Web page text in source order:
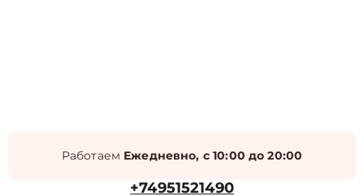
Работаем Ежедневно, с 10:00 до 20:00
+74951521490